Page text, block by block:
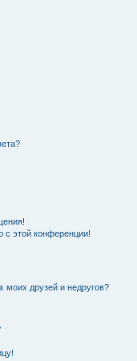
с этой конференции!
моих друзей и недругов?